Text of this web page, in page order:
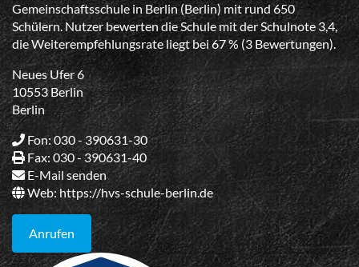
Gemeinschaftsschule in Berlin (Berlin) mit rund 650
Schülern. Nutzer bewerten die Schule mit der Schulnote 3,4,
die Weiterempfehlungsrate liegt bei 67 % (3 Bewertungen).
Neues Ufer 6
10553 Berlin
Berlin
Fon: 030 - 390631-30
Fax: 030 - 390631-40
E-Mail senden
Web:https://hvs-schule-berlin.de
Anrufen